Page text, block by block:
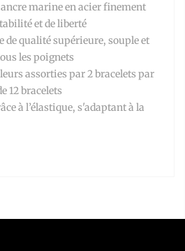
marine en acier finement
et de liberté
de qualité supérieure, souple et
les poignets
assorties par 2 bracelets par
12 bracelets
à l’élastique, s'adaptant à la